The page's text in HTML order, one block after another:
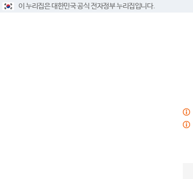
이 누리집은 대한민국 공식 전자정부 누리집입니다.